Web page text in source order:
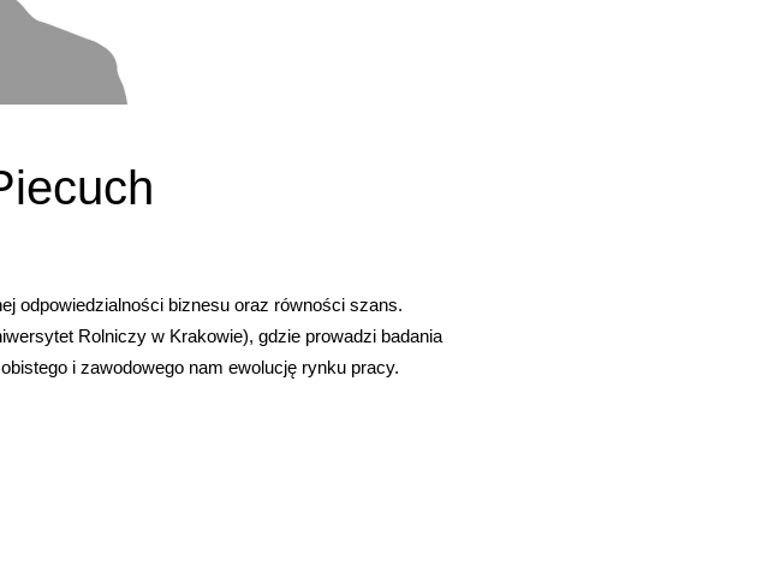
odpowiedzialności biznesu oraz równości szans.
Rolniczy w Krakowie), gdzie prowadzi badania
i zawodowego nam ewolucję rynku pracy.